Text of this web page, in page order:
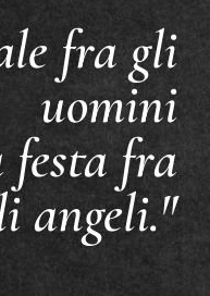
fra gli
uomini
festa fra
angeli."